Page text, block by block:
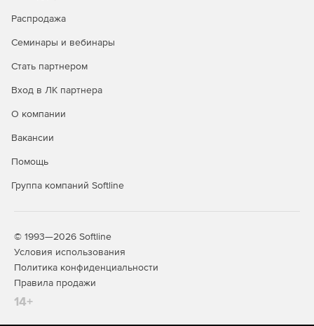
Распродажа
Семинары и вебинары
Стать партнером
Вход в ЛК партнера
О компании
Вакансии
Помощь
Группа компаний Softline
© 1993—2026 Softline
Условия использования
Политика конфиденциальности
Правила продажи
14+